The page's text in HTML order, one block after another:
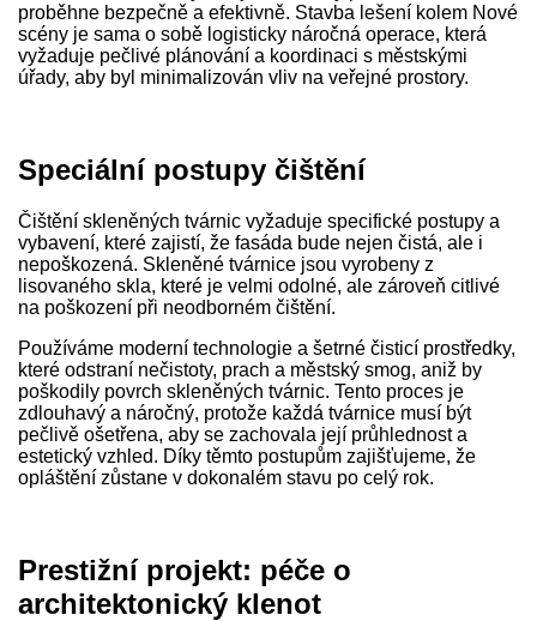
proběhne bezpečně a efektivně. Stavba lešení kolem Nové
scény je sama o sobě logisticky náročná operace, která
vyžaduje pečlivé plánování a koordinaci s městskými
úřady, aby byl minimalizován vliv na veřejné prostory.
Speciální postupy čištění
Čištění skleněných tvárnic vyžaduje specifické postupy a
vybavení, které zajistí, že fasáda bude nejen čistá, ale i
nepoškozená. Skleněné tvárnice jsou vyrobeny z
lisovaného skla, které je velmi odolné, ale zároveň citlivé
na poškození při neodborném čištění.
Používáme moderní technologie a šetrné čisticí prostředky,
které odstraní nečistoty, prach a městský smog, aniž by
poškodily povrch skleněných tvárnic. Tento proces je
zdlouhavý a náročný, protože každá tvárnice musí být
pečlivě ošetřena, aby se zachovala její průhlednost a
estetický vzhled. Díky těmto postupům zajišťujeme, že
opláštění zůstane v dokonalém stavu po celý rok.
Prestižní projekt: péče o
architektonický klenot